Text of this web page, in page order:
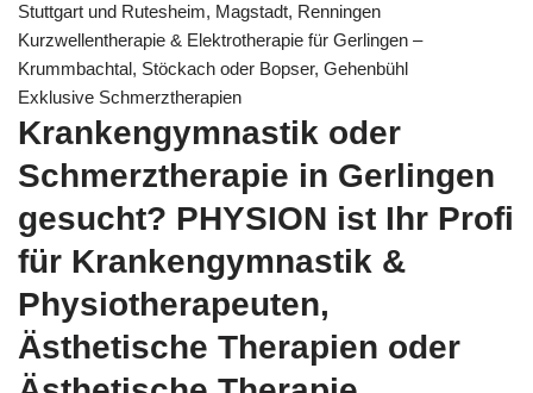
Stuttgart und Rutesheim, Magstadt, Renningen
Kurzwellentherapie & Elektrotherapie für Gerlingen –
Krummbachtal, Stöckach oder Bopser, Gehenbühl
Exklusive Schmerztherapien
Krankengymnastik oder
Schmerztherapie in Gerlingen
gesucht? PHYSION ist Ihr Profi
für Krankengymnastik &
Physiotherapeuten,
Ästhetische Therapien oder